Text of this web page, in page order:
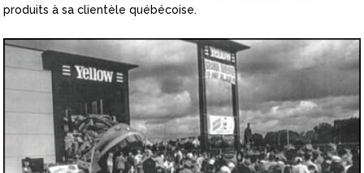
produits à sa clientèle québécoise.